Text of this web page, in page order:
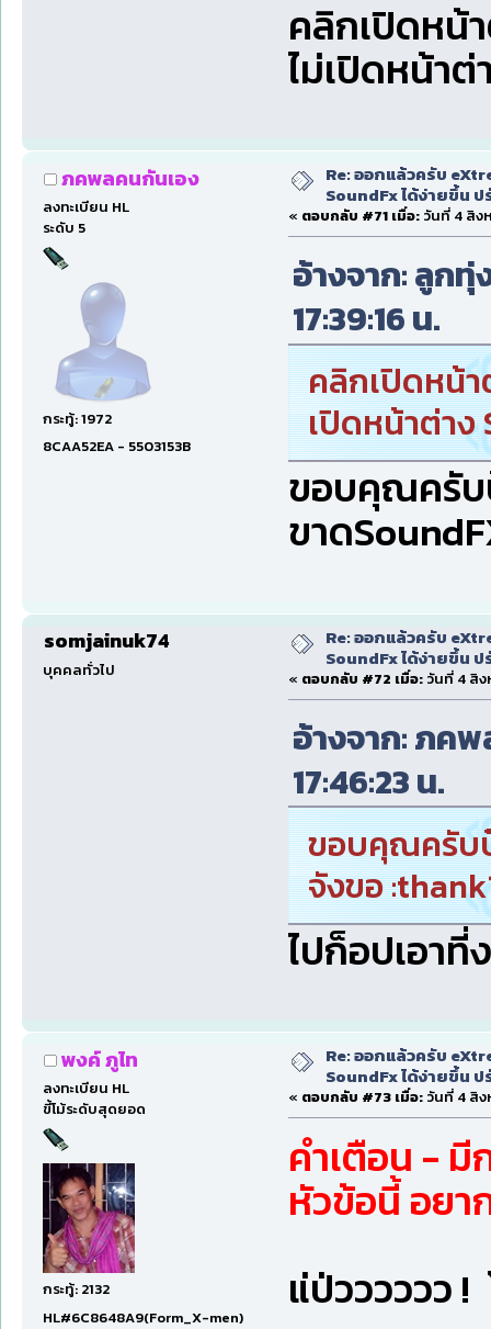
คลิกเปิดหน้
ไม่เปิดหน้า
ภคพลคนกันเอง
ลงทะเบียน HL
ระดับ 5
กระทู้: 1972
8CAA52EA - 5503153B
Re: ออกแล้วครับ
SoundFx ได้ง่ายขึ้น
« ตอบกลับ #71 เมื่อ: วันที่ 4 สิง
อ้างจาก: ลูก
17:39:16 น.
คลิกเปิดหน้า
เปิดหน้าต่าง
ขอบคุณครั
ขาด
somjainuk74
บุคคลทั่วไป
Re: ออกแล้วครับ
SoundFx ได้ง่ายขึ้น
« ตอบกลับ #72 เมื่อ: วันที่ 4 สิง
อ้างจาก: ภค
17:46:23 น.
ขอบคุณครับ
จังขอ
ไปก็อปเอาที่
พงค์ ภูไท
ลงทะเบียน HL
ขี้โม้ระดับสุดยอด
กระทู้: 2132
HL#6C8648A9(Form_X-men)
Re: ออกแล้วครับ
SoundFx ได้ง่ายขึ้น
« ตอบกลับ #73 เมื่อ: วันที่ 4 สิง
คำเตือน -
หัวข้อนี้ อย
แ่ป่วววววว !